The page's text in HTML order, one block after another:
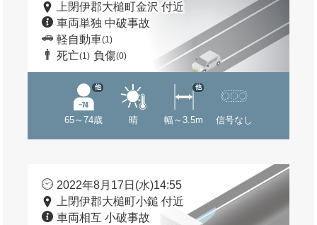
上閉伊郡大槌町金沢 付近
車両単独 中破事故
軽自動車(1)
死亡(1) 負傷(0)
65～74歳
他
晴 幅～3.5m
他
信号なし
2022年8月17日(水)14:55
上閉伊郡大槌町小鎚 付近
車両相互 小破事故